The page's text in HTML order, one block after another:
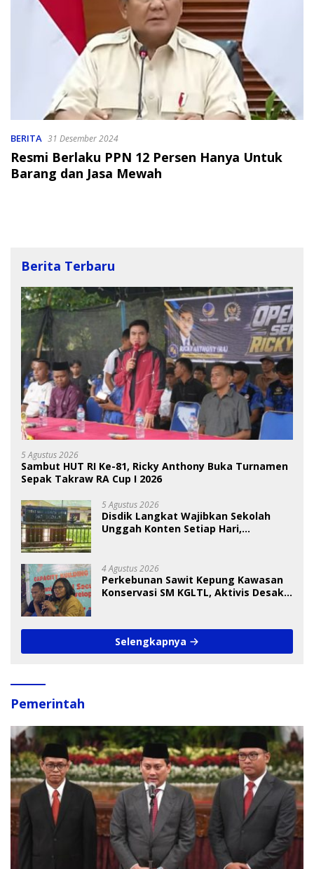
BERITA 31 Desember 2024
Resmi Berlaku PPN 12 Persen Hanya Untuk
Barang dan Jasa Mewah
Berita Terbaru
5 Agustus 2026
Sambut HUT RI Ke-81, Ricky Anthony Buka Turnamen
Sepak Takraw RA Cup I 2026
5 Agustus 2026
Disdik Langkat Wajibkan Sekolah
Unggah Konten Setiap Hari,
4 Agustus 2026
Perkebunan Sawit Kepung Kawasan
Konservasi SM KGLTL, Aktivis Desak
Selengkapnya
Pemerintah